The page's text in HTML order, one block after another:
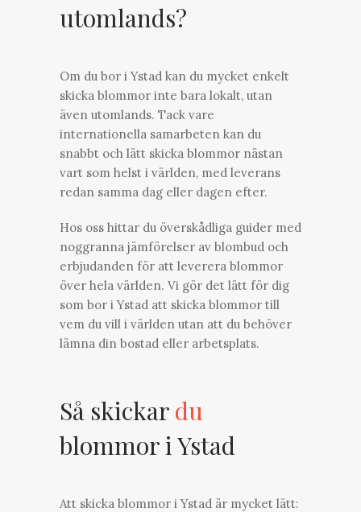
utomlands?
Om du bor i Ystad kan du mycket enkelt
skicka blommor inte bara lokalt, utan
även utomlands. Tack vare
internationella samarbeten kan du
snabbt och lätt skicka blommor nästan
vart som helst i världen, med leverans
redan samma dag eller dagen efter.
Hos oss hittar du överskådliga guider med
noggranna jämförelser av blombud och
erbjudanden för att leverera blommor
över hela världen. Vi gör det lätt för dig
som bor i Ystad att skicka blommor till
vem du vill i världen utan att du behöver
lämna din bostad eller arbetsplats.
Så skickar du
blommor i Ystad
Att skicka blommor i Ystad är mycket lätt: